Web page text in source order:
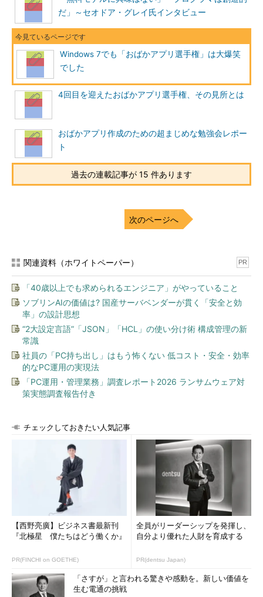
だ」～セオドア・グレイ氏インタビュー
Windows 7でも「おばかアプリ選手権」は大爆笑
でした
4回目を迎えたおばかアプリ選手権、その見所とは
おばかアプリ作成のための超まじめな勉強会レポー
ト
過去の連載記事が 15 件あります
次のページへ
関連資料（ホワイトペーパー） PR
「40歳以上でも求められるエンジニア」がやっていること
ソブリンAIの価値は? 国産サーバベンダーが貫く「安全と効
率」の設計思想
“2大設定言語”「JSON」「HCL」の使い分け術 構成管理の新
常識
社員の「PC持ち出し」はもう怖くない 低コスト・安全・効率
的なPC運用の実現法
「PC運用・管理業務」調査レポート2026 ランサムウェア対
策実態調査報告付き
チェックしておきたい人気記事
【西野亮廣】ビジネス書最新刊
『北極星 僕たちはどう働くか』
PR(FINCHI on GOETHE)
全員がリーダーシップを発揮し、
自分より優れた人財を育成する
PR(dentsu Japan)
「さすが」と言われる驚きや感動を。新しい価値を
生む電通の挑戦